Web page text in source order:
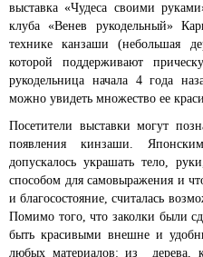
выставка «Чудеса своими
клуба «Венев рукодельный»
технике канзаши (небольшая
которой поддерживают
рукодельница начала 4 года
можно увидеть множество ее
Посетители выставки могут
появления кинзаши.
допускалось украшать тело,
способом для самовыражения и
и благосостояние, считалась
Помимо того, что заколки были
быть красивыми внешне и
любых материалов: из дерева,